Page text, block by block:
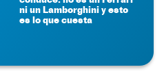
ni un Lamborghini y esto
es lo que cuesta